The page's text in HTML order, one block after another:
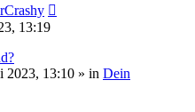
13:19
2023, 13:10 » in Dein